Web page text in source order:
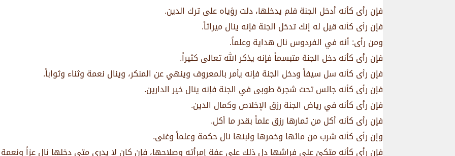
فإن رأى كأنه أدخل الجنة فلم يدخلها، دلت رؤياه على ترك الدين.
فإن رأى كأنه قيل له إنك تدخل الجنة فإنه ينال ميراثاً.
ومن رأى: أنه في الفردوس نال هداية وعلماً.
فإن رأى كأنه دخل الجنة متبسماً فإنه يذكر الله تعالى كثيراً.
فإن رأى كأنه سل سيفاً ودخل الجنة فإنه يأمر بالمعروف وينهي عن المنكر، وينال نعمة وثناء وثواباً.
فإن رأى كأنه جالس تحت شجرة طوبى في الجنة فإنه ينال خير الدارين.
فإن رأى كأنه في رياض الجنة رزق الإخلاص وكمال الدين.
فإن رأى كأنه أكل من ثمارها رزق علماً بقدر ما أكل.
وإن رأى كأنه شرب من مائها وخمرها ولبنها نال حكمة وعلماً وغنى.
فإن رأى كأنه متكئ على فراشها دل ذلك على عفة إمرأته وصلاحها، فإن كان لا يدري متى دخلها نال عزاً ونعمة